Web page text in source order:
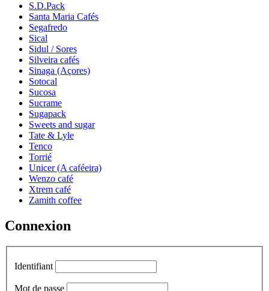
S.D.Pack
Santa Maria Cafés
Segafredo
Sical
Sidul / Sores
Silveira cafés
Sinaga (Açores)
Sotocal
Sucosa
Sucrame
Sugapack
Sweets and sugar
Tate & Lyle
Tenco
Torrié
Unicer (A caféeira)
Wenzo café
Xtrem café
Zamith coffee
Connexion
Identifiant
Mot de passe